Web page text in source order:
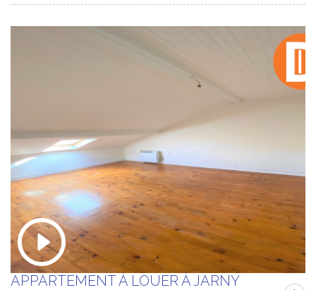
APPARTEMENT À LOUER À JARNY